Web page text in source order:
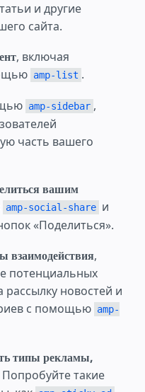
и другие
сайта.
, включая
amp-list .
amp-sidebar ,
часть вашего
вашим
amp-social-share и
«Поделиться».
взаимодействия,
потенциальных
рассылку новостей и
с помощью amp-
типы рекламы,
Попробуйте такие